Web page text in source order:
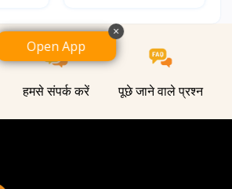
हमसे संपर्क करें पूछे जाने वाले प्रश्न
Open App
×